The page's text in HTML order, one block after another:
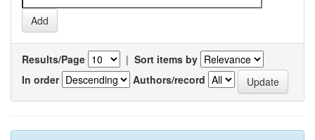
Results/Page | Sort items by
In order
Authors/record